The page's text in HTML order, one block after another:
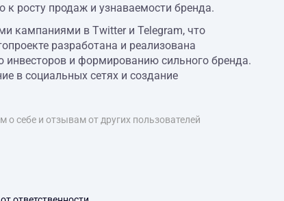
росту продаж и узнаваемости бренда.
кампаниями в Twitter и Telegram, что
разработана и реализована
инвесторов и формированию сильного бренда.
в социальных сетях и создание
себе и отзывам от других пользователей